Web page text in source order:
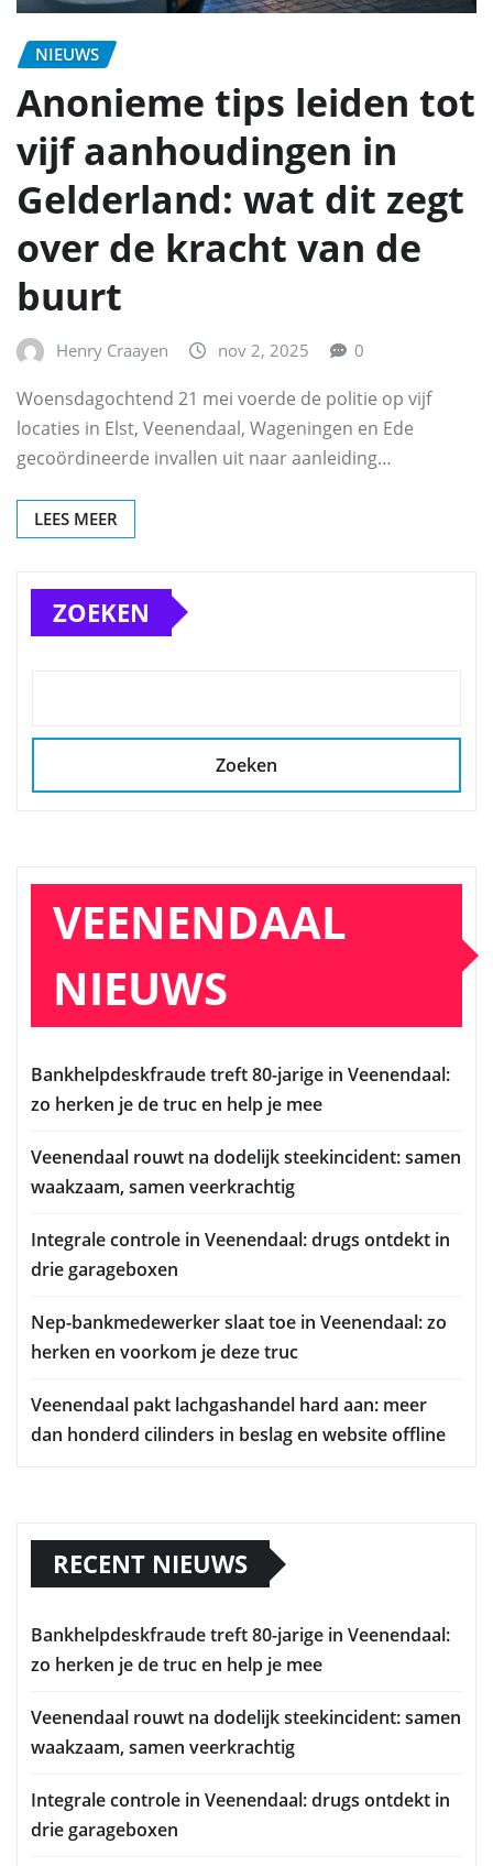
NIEUWS
Anonieme tips leiden tot
vijf aanhoudingen in
Gelderland: wat dit zegt
over de kracht van de
buurt
Henry Craayen nov 2, 2025 0
Woensdagochtend 21 mei voerde de politie op vijf
locaties in Elst, Veenendaal, Wageningen en Ede
gecoördineerde invallen uit naar aanleiding…
LEES MEER
ZOEKEN
Zoeken
VEENENDAAL
NIEUWS
Bankhelpdeskfraude treft 80-jarige in Veenendaal:
zo herken je de truc en help je mee
Veenendaal rouwt na dodelijk steekincident: samen
waakzaam, samen veerkrachtig
Integrale controle in Veenendaal: drugs ontdekt in
drie garageboxen
Nep-bankmedewerker slaat toe in Veenendaal: zo
herken en voorkom je deze truc
Veenendaal pakt lachgashandel hard aan: meer
dan honderd cilinders in beslag en website offline
RECENT NIEUWS
Bankhelpdeskfraude treft 80-jarige in Veenendaal:
zo herken je de truc en help je mee
Veenendaal rouwt na dodelijk steekincident: samen
waakzaam, samen veerkrachtig
Integrale controle in Veenendaal: drugs ontdekt in
drie garageboxen